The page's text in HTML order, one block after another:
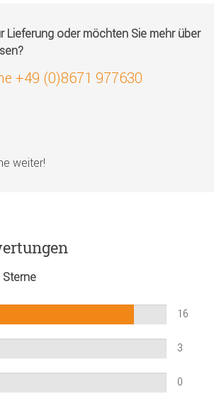
Lieferung oder möchten Sie mehr über
+49 (0)8671 977630
weiter!
Sterne
16
3
0